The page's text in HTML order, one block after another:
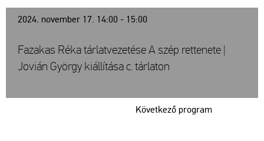
2024. november 17. 14:00 - 15:00
Következő program
Fazakas Réka tárlatvezetése A szép rettenete |
Jovián György kiállítása c. tárlaton